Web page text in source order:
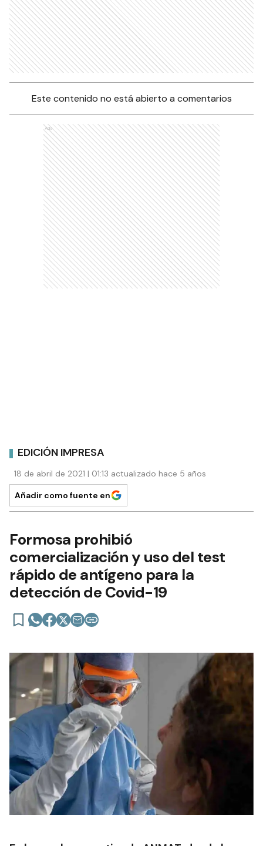
Este contenido no está abierto a comentarios
Ads
EDICIÓN IMPRESA
18 de abril de 2021 | 01:13 actualizado hace 5 años
Añadir como fuente en
Formosa prohibió
comercialización y uso del test
rápido de antígeno para la
detección de Covid-19